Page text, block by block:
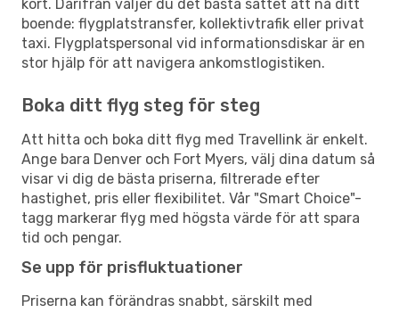
kort. Därifrån väljer du det bästa sättet att nå ditt
boende: flygplatstransfer, kollektivtrafik eller privat
taxi. Flygplatspersonal vid informationsdiskar är en
stor hjälp för att navigera ankomstlogistiken.
Boka ditt flyg steg för steg
Att hitta och boka ditt flyg med Travellink är enkelt.
Ange bara Denver och Fort Myers, välj dina datum så
visar vi dig de bästa priserna, filtrerade efter
hastighet, pris eller flexibilitet. Vår "Smart Choice"-
tagg markerar flyg med högsta värde för att spara
tid och pengar.
Se upp för prisfluktuationer
Priserna kan förändras snabbt, särskilt med